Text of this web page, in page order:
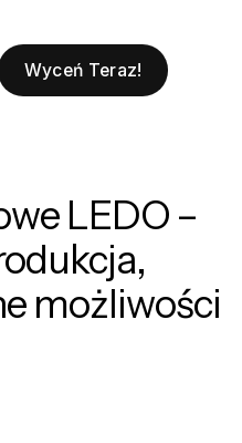
Wyceń Teraz!
LEDO –
możliwości